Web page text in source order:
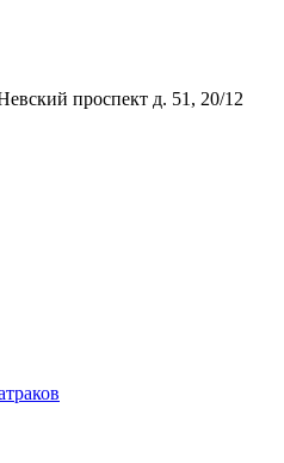
проспект д. 51, 20/12